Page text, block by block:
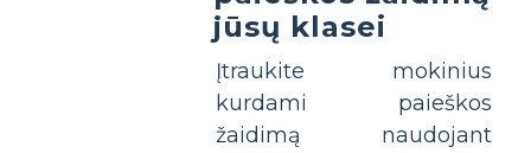
jūsų klasei
Įtraukite mokinius
kurdami paieškos
žaidimą naudojant